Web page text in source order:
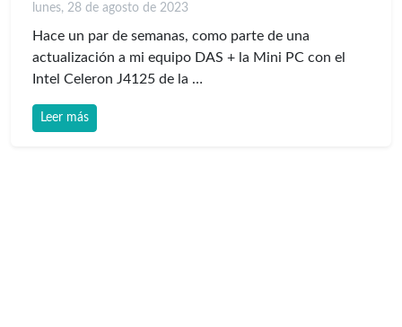
lunes, 28 de agosto de 2023
Hace un par de semanas, como parte de una
actualización a mi equipo DAS + la Mini PC con el
Intel Celeron J4125 de la …
Leer más